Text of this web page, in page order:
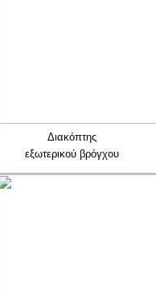
Διακόπτης
εξωτερικού βρόγχου